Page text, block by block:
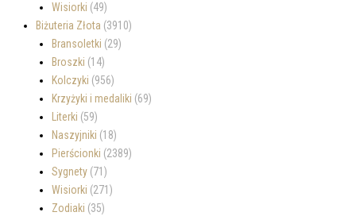
Wisiorki (49)
Biżuteria Złota (3910)
Bransoletki (29)
Broszki (14)
Kolczyki (956)
Krzyżyki i medaliki (69)
Literki (59)
Naszyjniki (18)
Pierścionki (2389)
Sygnety (71)
Wisiorki (271)
Zodiaki (35)